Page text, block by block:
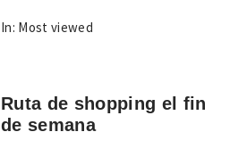
In: Most viewed
Ruta de shopping el fin
de semana